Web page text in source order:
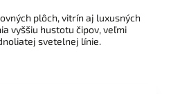
plôch, vitrín aj luxusných
vyššiu hustotu čipov, veľmi
svetelnej línie.